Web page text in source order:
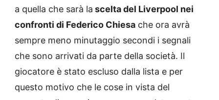
a quella che sarà la scelta del Liverpool nei
confronti di Federico Chiesa che ora avrà
sempre meno minutaggio secondi i segnali
che sono arrivati da parte della società. Il
giocatore è stato escluso dalla lista e per
questo motivo che le cose in vista del